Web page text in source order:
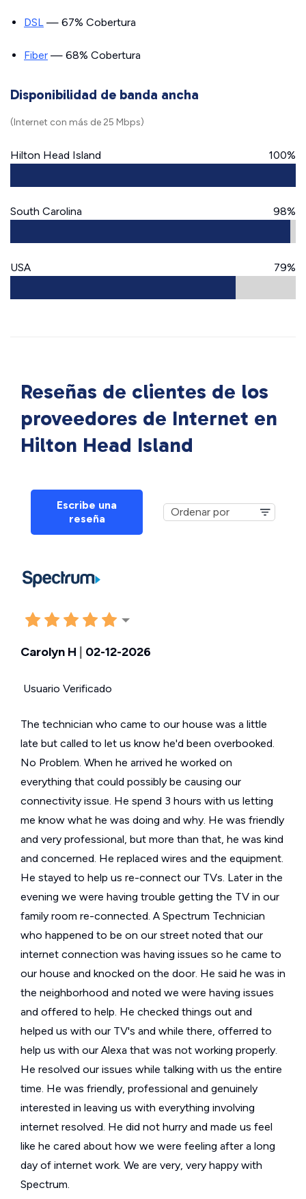
DSL — 67% Cobertura
Fiber — 68% Cobertura
Disponibilidad de banda ancha
(Internet con más de 25 Mbps)
Hilton Head Island 100%
South Carolina 98%
USA 79%
Reseñas de clientes de los
proveedores de Internet en
Hilton Head Island
Escribe una
reseña
Carolyn H 02-12-2026
Usuario Verificado
The technician who came to our house was a little
late but called to let us know he'd been overbooked.
No Problem. When he arrived he worked on
everything that could possibly be causing our
connectivity issue. He spend 3 hours with us letting
me know what he was doing and why. He was friendly
and very professional, but more than that, he was kind
and concerned. He replaced wires and the equipment.
He stayed to help us re-connect our TVs. Later in the
evening we were having trouble getting the TV in our
family room re-connected. A Spectrum Technician
who happened to be on our street noted that our
internet connection was having issues so he came to
our house and knocked on the door. He said he was in
the neighborhood and noted we were having issues
and offered to help. He checked things out and
helped us with our TV's and while there, offerred to
help us with our Alexa that was not working properly.
He resolved our issues while talking with us the entire
time. He was friendly, professional and genuinely
interested in leaving us with everything involving
internet resolved. He did not hurry and made us feel
like he cared about how we were feeling after a long
day of internet work. We are very, very happy with
Spectrum.